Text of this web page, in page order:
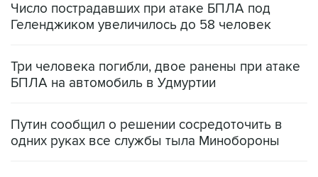
Число пострадавших при атаке БПЛА под
Геленджиком увеличилось до 58 человек
Три человека погибли, двое ранены при атаке
БПЛА на автомобиль в Удмуртии
Путин сообщил о решении сосредоточить в
одних руках все службы тыла Минобороны